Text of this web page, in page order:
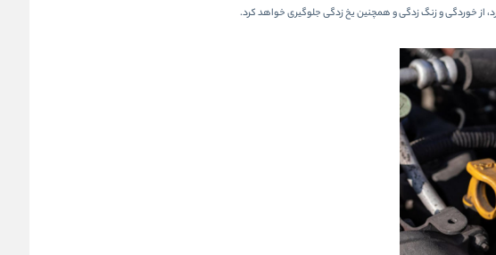
از خوردگی و زنگ زدگی و همچنین یخ زدگی جلوگیری خواهد کرد.